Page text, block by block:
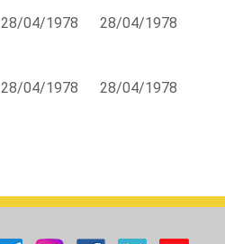
28/04/1978 28/04/1978
28/04/1978 28/04/1978